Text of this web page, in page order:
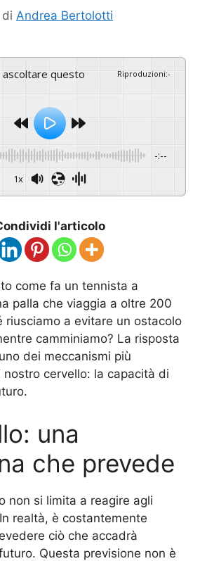
di Andrea Bertolotti
Riproduzioni:-
-:--
1x
l'articolo
come fa un tennista a
palla che viaggia a oltre 200
riusciamo a evitare un ostacolo
camminiamo? La risposta
dei meccanismi più
cervello: la capacità di
una
che prevede
non si limita a reagire agli
realtà, è costantemente
ciò che accadrà
Questa previsione non è